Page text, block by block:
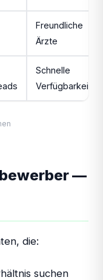
Freundliche
Ärzte
Schnelle
Verfügbarkeit
—
die:
suchen